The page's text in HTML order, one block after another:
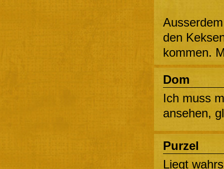
den
kommen.
Dom
Ich muss
ansehen,
Purzel
Liegt